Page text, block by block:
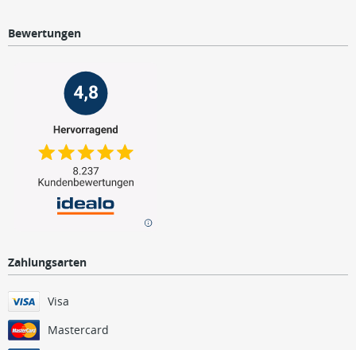
Bewertungen
Zahlungsarten
Visa
Mastercard